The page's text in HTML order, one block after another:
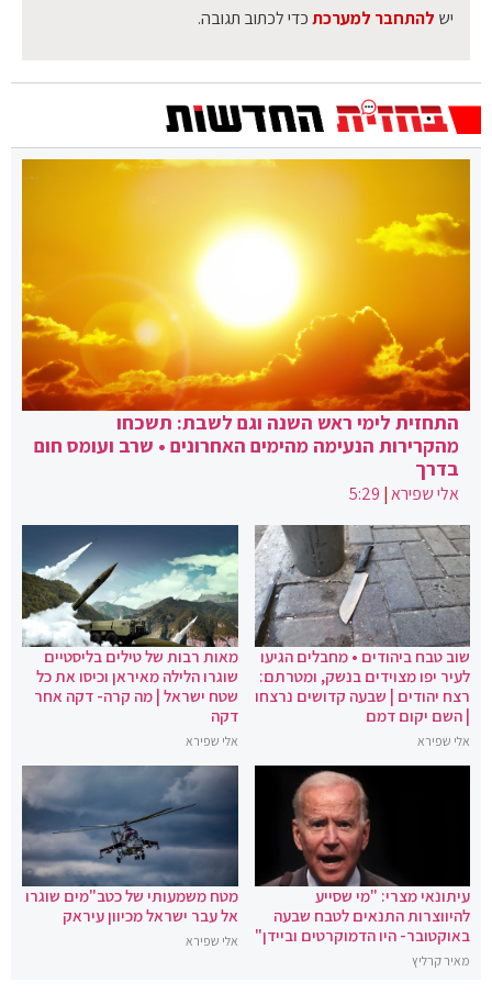
יש להתחבר למערכתכדי לכתוב תגובה.
התחזית לימי ראש השנה וגם לשבת: תשכחו
מהקרירות הנעימה מהימים האחרונים • שרב ועומס חום
בדרך
אלי שפירא|
5:29
שוב טבח ביהודים • מחבלים הגיעו
לעיר יפו מצוידים בנשק, ומטרתם:
רצח יהודים | שבעה קדושים נרצחו
| השם יקום דמם
אלי שפירא
מאות רבות של טילים בליסטיים
שוגרו הלילה מאיראן וכיסו את כל
שטח ישראל | מה קרה- דקה אחר
דקה
אלי שפירא
עיתונאי מצרי: "מי שסייע
להיווצרות התנאים לטבח שבעה
באוקטובר- היו הדמוקרטים וביידן"
מאיר קרליץ
מטח משמעותי של כטב"מים שוגרו
אל עבר ישראל מכיוון עיראק
אלי שפירא